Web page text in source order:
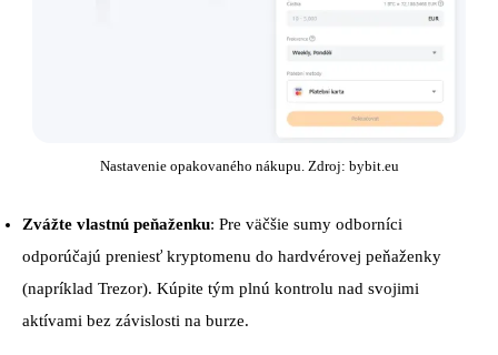
Nastavenie opakovaného nákupu. Zdroj: bybit.eu
Zvážte vlastnú peňaženku: Pre väčšie sumy odborníci
odporúčajú preniesť kryptomenu do hardvérovej peňaženky
(napríklad Trezor). Kúpite tým plnú kontrolu nad svojimi
aktívami bez závislosti na burze.